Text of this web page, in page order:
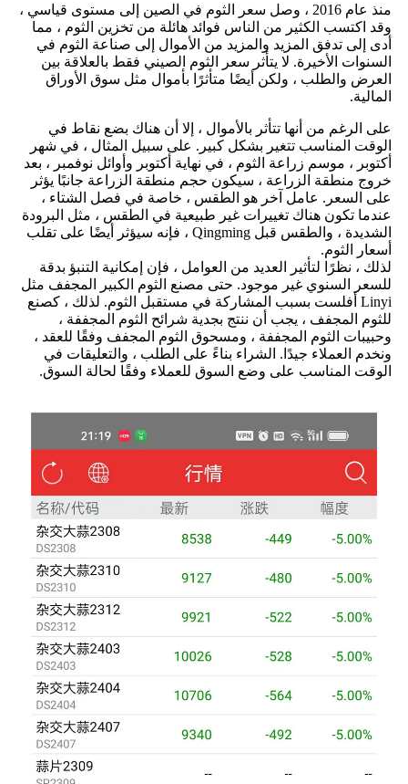
منذ عام 2016 ، وصل سعر الثوم في الصين إلى مستوى قياسي ،
وقد اكتسب الكثير من الناس فوائد هائلة من تخزين الثوم ، مما
أدى إلى تدفق المزيد والمزيد من الأموال إلى صناعة الثوم في
السنوات الأخيرة. لا يتأثر سعر الثوم الصيني فقط بالعلاقة بين
العرض والطلب ، ولكن أيضًا متأثرًا بأموال مثل سوق الأوراق
المالية.
على الرغم من أنها تتأثر بالأموال ، إلا أن هناك بضع نقاط في
الوقت المناسب تتغير بشكل كبير. على سبيل المثال ، في شهر
أكتوبر ، موسم زراعة الثوم ، في نهاية أكتوبر وأوائل نوفمبر ، بعد
خروج منطقة الزراعة ، سيكون حجم منطقة الزراعة جانبًا يؤثر
على السعر. عامل آخر هو الطقس ، خاصة في فصل الشتاء ،
عندما تكون هناك تغييرات غير طبيعية في الطقس ، مثل البرودة
الشديدة ، والطقس قبل Qingming ، فإنه سيؤثر أيضًا على تقلب
أسعار الثوم.
لذلك ، نظرًا لتأثير العديد من العوامل ، فإن إمكانية التنبؤ بدقة
للسعر السنوي غير موجود. حتى مصنع الثوم الكبير المجفف مثل
Linyi أفلست بسبب المشاركة في مستقبل الثوم. لذلك ، كصنع
للثوم المجفف ، يجب أن ننتج بجدية شرائح الثوم المجففة ،
وحبيبات الثوم المجففة ، ومسحوق الثوم المجفف وفقًا للعقد ،
ونخدم العملاء جيدًا. الشراء بناءً على الطلب ، والتعليقات في
الوقت المناسب على وضع السوق للعملاء وفقًا لحالة السوق.